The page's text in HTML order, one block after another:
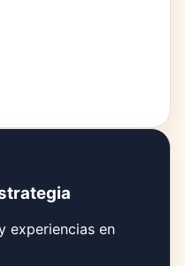
experiencias en